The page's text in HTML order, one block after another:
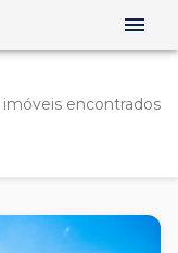
imóveis encontrados